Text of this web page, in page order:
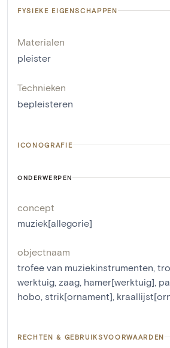
FYSIEKE EIGENSCHAPPEN
Materialen
pleister
Technieken
bepleisteren
ICONOGRAFIE
ONDERWERPEN
concept
muziek[allegorie]
objectnaam
trofee van muziekinstrumenten
werktuig zaag hamer[werktuig]
hobo strik[ornament]
RECHTEN & GEBRUIKSVOORWAARDEN